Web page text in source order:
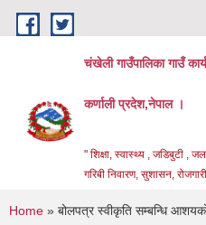
Skip to main content
चंखेली गाउँपालिका गाउँ
कर्णाली प्रदेश,नेपाल ।
" शिक्षा, स्वास्थ्य , जडिबुटी ,
गरिबी निवारण, सुशासन,
You are here
Home » बोलपत्र स्वीकृति सम्बन्धि